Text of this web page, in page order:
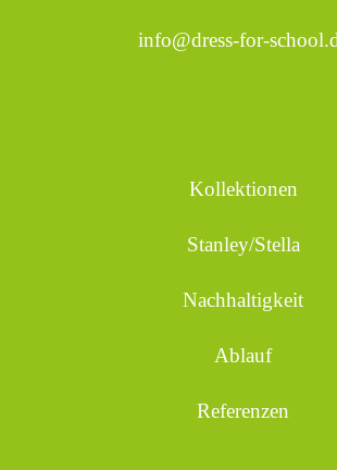
info@dress-for-
Kollektionen
Stanley/Stella
Nachhaltigkeit
Ablauf
Referenzen